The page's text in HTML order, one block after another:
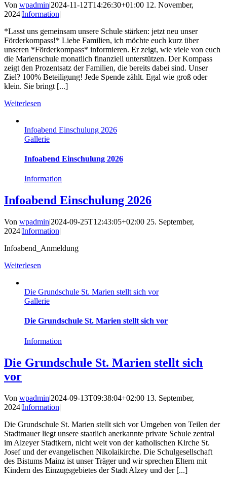
Von wpadmin|2024-11-12T14:26:30+01:00 12. November,
2024|Information|
*Lasst uns gemeinsam unsere Schule stärken: jetzt neu unser
Förderkompass!* Liebe Familien, ich möchte euch kurz über
unseren *Förderkompass* informieren. Er zeigt, wie viele von euch
die Marienschule monatlich finanziell unterstützen. Der Kompass
zeigt den Prozentsatz der Familien, die bereits dabei sind. Unser
Ziel? 100% Beteiligung! Jede Spende zählt. Egal wie groß oder
klein. Sie bringt [...]
Weiterlesen
Infoabend Einschulung 2026
Gallerie
Infoabend Einschulung 2026
Information
Infoabend Einschulung 2026
Von wpadmin|2024-09-25T12:43:05+02:00 25. September,
2024|Information|
Infoabend_Anmeldung
Weiterlesen
Die Grundschule St. Marien stellt sich vor
Gallerie
Die Grundschule St. Marien stellt sich vor
Information
Die Grundschule St. Marien stellt sich
vor
Von wpadmin|2024-09-13T09:38:04+02:00 13. September,
2024|Information|
Die Grundschule St. Marien stellt sich vor Umgeben von Teilen der
Stadtmauer liegt unsere staatlich anerkannte private Schule zentral
im Alzeyer Stadtkern, nicht weit von der katholischen Kirche St.
Josef und der evangelischen Nikolaikirche. Die Schulgesellschaft
des Bistums Mainz ist unser Träger und wir sprechen Eltern mit
Kindern des Einzugsgebietes der Stadt Alzey und der [...]